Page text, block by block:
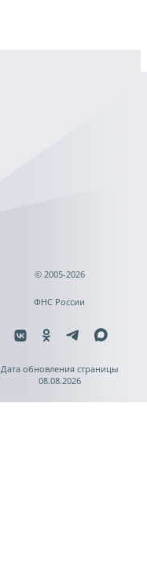
© 2005-2026
ФНС России
Дата обновления страницы
08.08.2026